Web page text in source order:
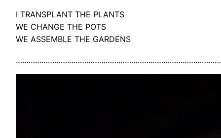
I TRANSPLANT THE PLANTS
WE CHANGE THE POTS
WE ASSEMBLE THE GARDENS